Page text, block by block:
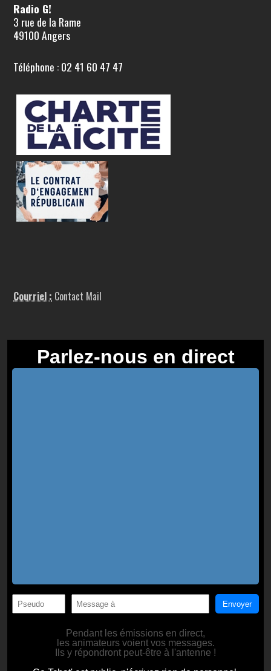
Radio G!
3 rue de la Rame
49100 Angers
Téléphone : 02 41 60 47 47
Courriel : Contact Mail